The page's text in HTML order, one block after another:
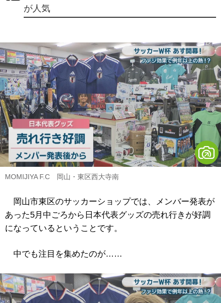
が人気
MOMIJIYA F.C 岡山・東区西大寺南
岡山市東区のサッカーショップでは、メンバー発表が
あった5月中ごろから日本代表グッズの売れ行きが好調
になっているということです。
中でも注目を集めたのが……